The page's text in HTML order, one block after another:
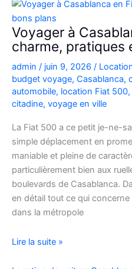
Picanto
à
Casablanca
vos
déplacements
Voyager à
charme, pratiques
admin / juin 9, 2026 /
budget voyage, Casablanca,
automobile, location Fiat 500,
citadine, voyage en ville
La Fiat 500 a ce petit je-ne-
simple déplacement en
maniable et pleine de
particulièrement bien aux
boulevards de Casablanca.
en détail tout ce qui concerne
dans la métropole
Voyager
Lire la suite »